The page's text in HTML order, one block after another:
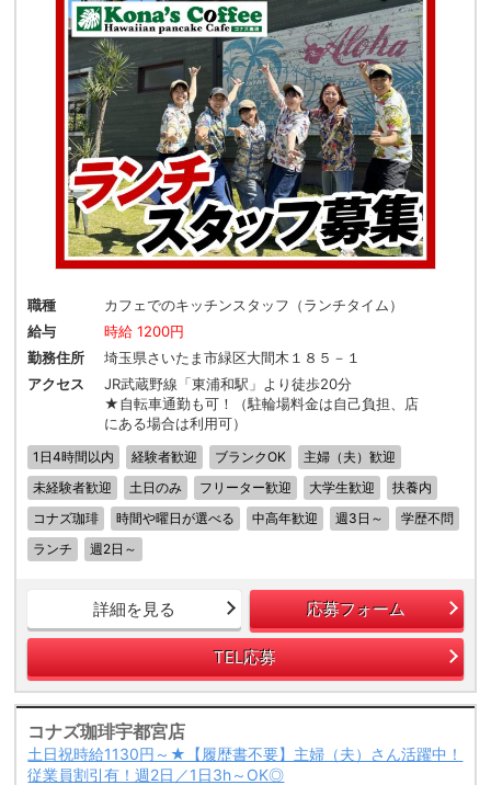
職種
カフェでのキッチンスタッフ（ランチタイム）
給与
時給 1200円
勤務住所
埼玉県さいたま市緑区大間木１８５－１
アクセス
JR武蔵野線「東浦和駅」より徒歩20分
★自転車通勤も可！（駐輪場料金は自己負担、店
にある場合は利用可）
1日4時間以内 経験者歓迎 ブランクOK
主婦（夫）歓迎
未経験者歓迎
土日のみ フリーター歓迎 大学生歓迎
扶養内
コナズ珈琲
時間や曜日が選べる 中高年歓迎 週3日～
学歴不問
ランチ
週2日～
詳細を見る 応募フォーム
TEL応募
コナズ珈琲宇都宮店
土日祝時給1130円～★【履歴書不要】主婦（夫）さん活躍中！
従業員割引有！週2日／1日3h～OK◎